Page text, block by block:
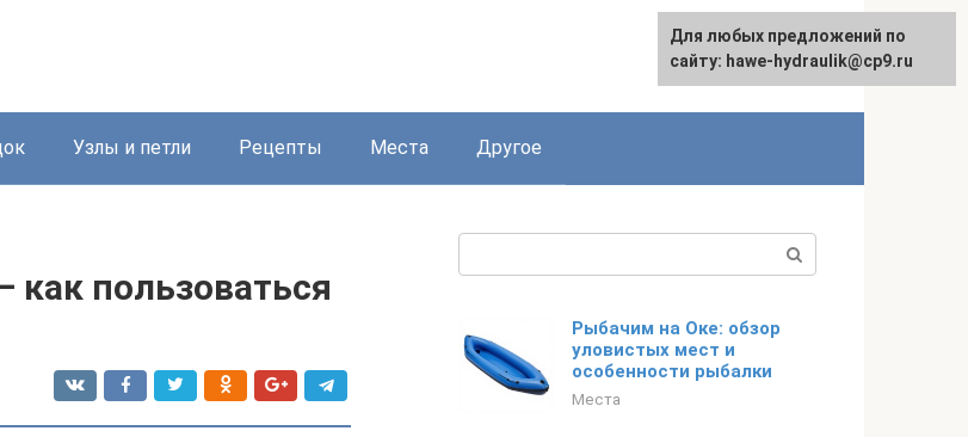
Узлы и петли Рецепты Места Другое
пользоваться
Рыбачим на Оке: обзор
уловистых мест и
особенности рыбалки
Места
Для любых предложений по
сайту: hawe-hydraulik@cp9.ru